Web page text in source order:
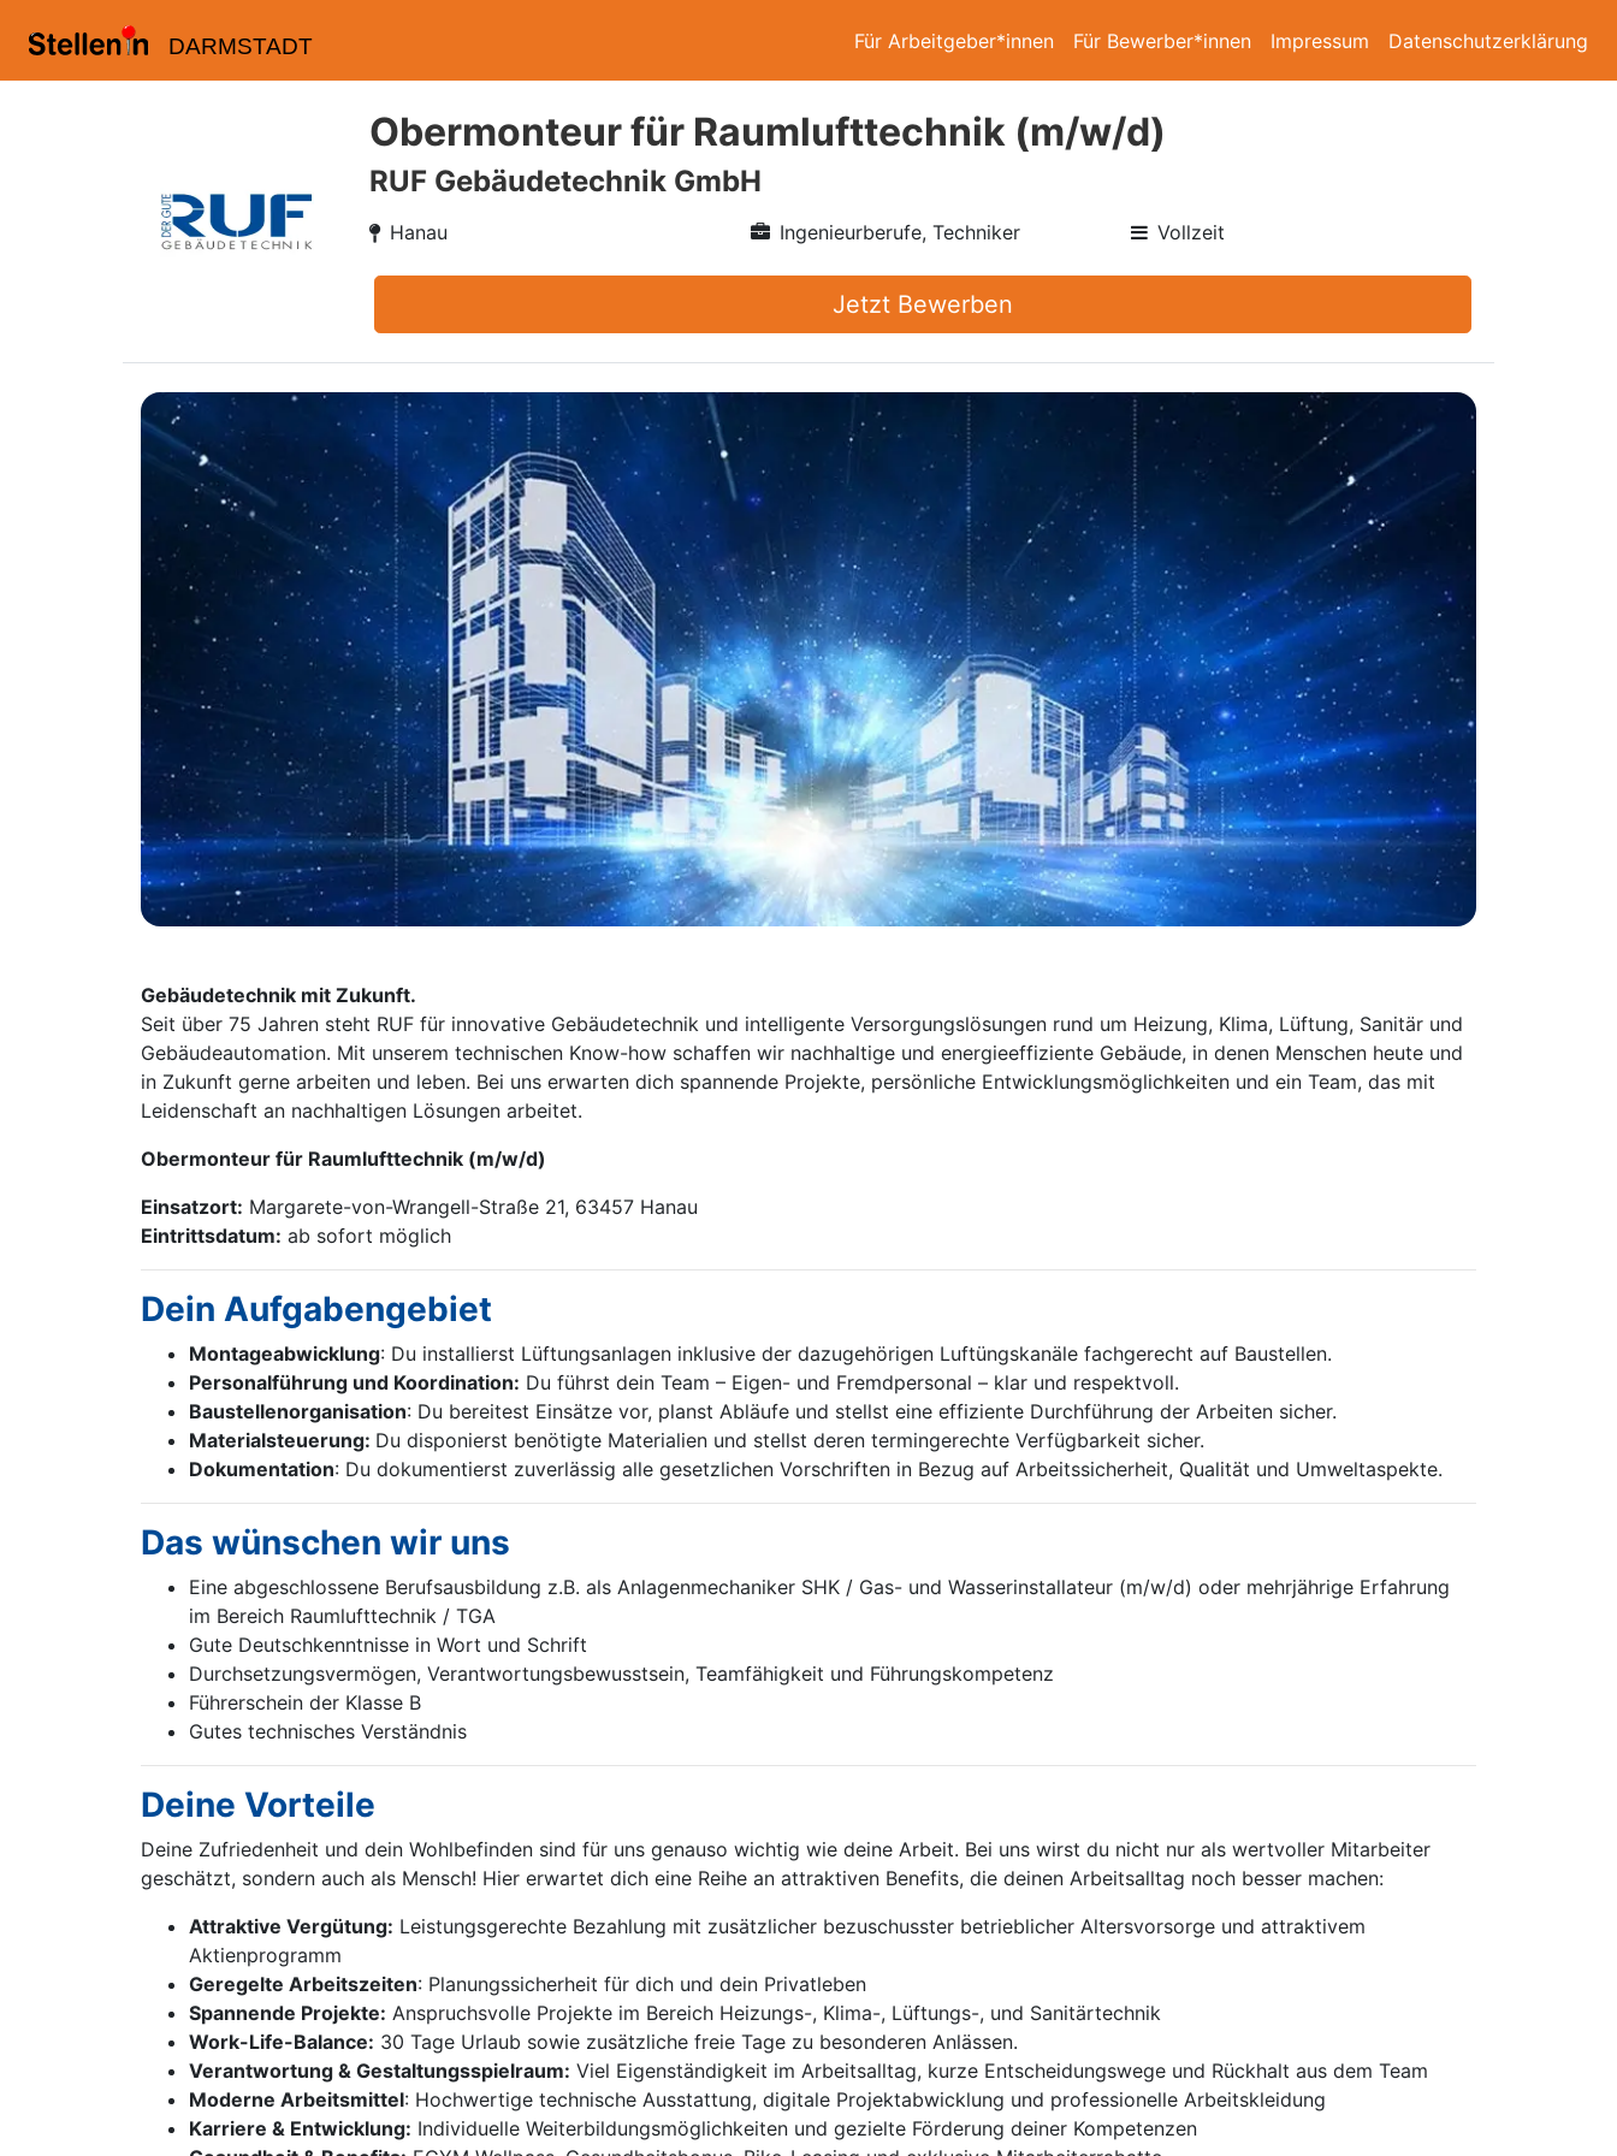
DARMSTADT Für Arbeitgeber*innen Für Bewerber*innen Impressum Datenschutzerklärung
Obermonteur für Raumlufttechnik (m/w/d)
RUF Gebäudetechnik GmbH
Hanau Ingenieurberufe, Techniker Vollzeit
Jetzt Bewerben
Gebäudetechnik mit Zukunft.
Seit über 75 Jahren steht RUF für innovative Gebäudetechnik und intelligente Versorgungslösungen rund um Heizung, Klima, Lüftung, Sanitär und
Gebäudeautomation. Mit unserem technischen Know-how schaffen wir nachhaltige und energieeffiziente Gebäude, in denen Menschen heute und
in Zukunft gerne arbeiten und leben. Bei uns erwarten dich spannende Projekte, persönliche Entwicklungsmöglichkeiten und ein Team, das mit
Leidenschaft an nachhaltigen Lösungen arbeitet.
Obermonteur für Raumlufttechnik (m/w/d)
Einsatzort: Margarete-von-Wrangell-Straße 21, 63457 Hanau
Eintrittsdatum: ab sofort möglich
Dein Aufgabengebiet
Montageabwicklung: Du installierst Lüftungsanlagen inklusive der dazugehörigen Luftüngskanäle fachgerecht auf Baustellen.
Personalführung und Koordination: Du führst dein Team – Eigen- und Fremdpersonal – klar und respektvoll.
Baustellenorganisation: Du bereitest Einsätze vor, planst Abläufe und stellst eine effiziente Durchführung der Arbeiten sicher.
Materialsteuerung: Du disponierst benötigte Materialien und stellst deren termingerechte Verfügbarkeit sicher.
Dokumentation: Du dokumentierst zuverlässig alle gesetzlichen Vorschriften in Bezug auf Arbeitssicherheit, Qualität und Umweltaspekte.
Das wünschen wir uns
Eine abgeschlossene Berufsausbildung z.B. als Anlagenmechaniker SHK / Gas- und Wasserinstallateur (m/w/d) oder mehrjährige Erfahrung
im Bereich Raumlufttechnik / TGA
Gute Deutschkenntnisse in Wort und Schrift
Durchsetzungsvermögen, Verantwortungsbewusstsein, Teamfähigkeit und Führungskompetenz
Führerschein der Klasse B
Gutes technisches Verständnis
Deine Vorteile
Deine Zufriedenheit und dein Wohlbefinden sind für uns genauso wichtig wie deine Arbeit. Bei uns wirst du nicht nur als wertvoller Mitarbeiter
geschätzt, sondern auch als Mensch! Hier erwartet dich eine Reihe an attraktiven Benefits, die deinen Arbeitsalltag noch besser machen:
Attraktive Vergütung: Leistungsgerechte Bezahlung mit zusätzlicher bezuschusster betrieblicher Altersvorsorge und attraktivem
Aktienprogramm
Geregelte Arbeitszeiten: Planungssicherheit für dich und dein Privatleben
Spannende Projekte: Anspruchsvolle Projekte im Bereich Heizungs-, Klima-, Lüftungs-, und Sanitärtechnik
Work-Life-Balance: 30 Tage Urlaub sowie zusätzliche freie Tage zu besonderen Anlässen.
Verantwortung & Gestaltungsspielraum: Viel Eigenständigkeit im Arbeitsalltag, kurze Entscheidungswege und Rückhalt aus dem Team
Moderne Arbeitsmittel: Hochwertige technische Ausstattung, digitale Projektabwicklung und professionelle Arbeitskleidung
Karriere & Entwicklung: Individuelle Weiterbildungsmöglichkeiten und gezielte Förderung deiner Kompetenzen